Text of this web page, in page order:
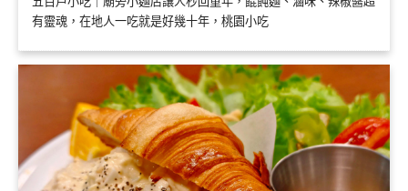
有靈魂，在地人一吃就是好幾十年，桃園小吃